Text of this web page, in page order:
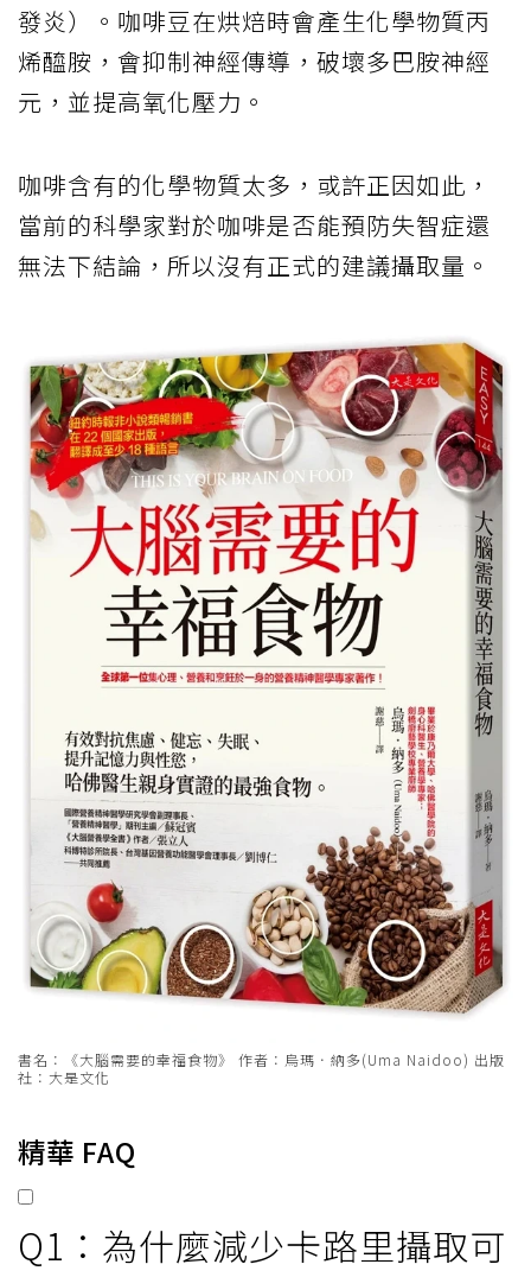
發炎）。咖啡豆在烘焙時會產生化學物質丙
烯醯胺，會抑制神經傳導，破壞多巴胺神經
元，並提高氧化壓力。
咖啡含有的化學物質太多，或許正因如此，
當前的科學家對於咖啡是否能預防失智症還
無法下結論，所以沒有正式的建議攝取量。
書名：《大腦需要的幸福食物》 作者：烏瑪．納多(Uma Naidoo) 出版
社：大是文化
精華 FAQ
Q1：為什麼減少卡路里攝取可